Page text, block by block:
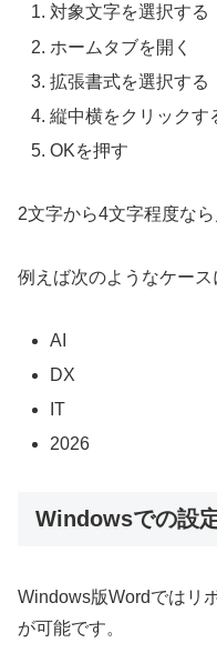
対象文字を選択する
ホームタブを開く
拡張書式を選択する
縦中横をクリックす
OKを押す
2文字から4文字程度な
例えば次のようなケース
AI
DX
IT
2026
Windowsでの設
Windows版Wordではリ
が可能です。